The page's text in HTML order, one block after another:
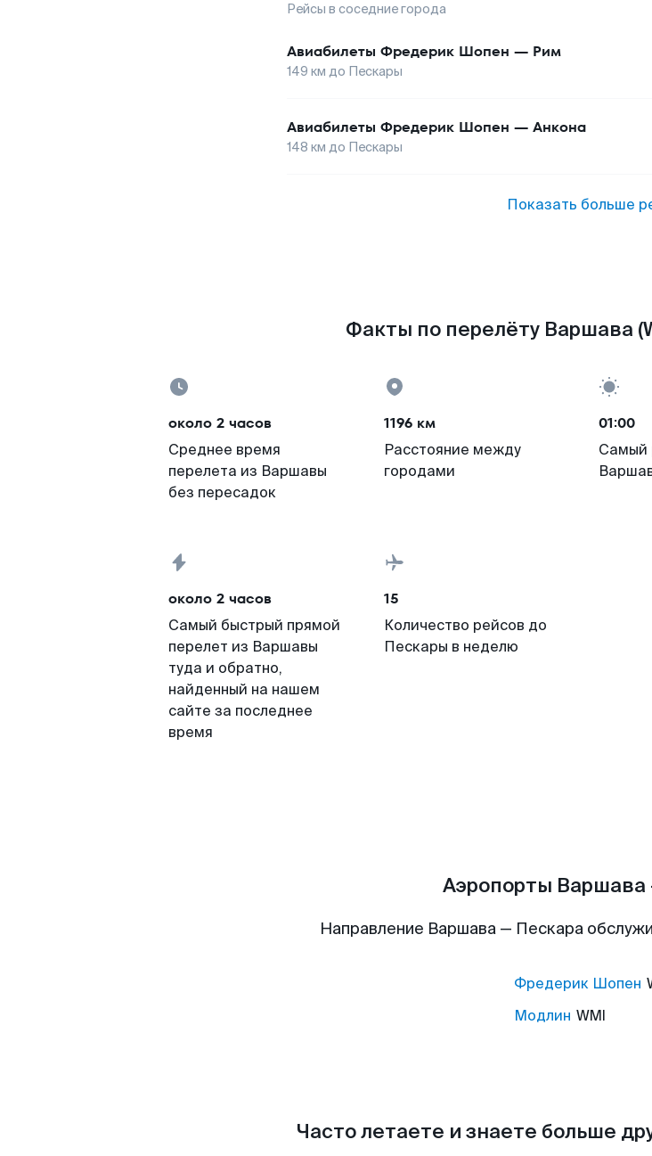
Рейсы в соседние города
Авиабилеты Фредерик Шопен — Рим
149 км до Пескары
Авиабилеты Фредерик Шопен — Анкона
148 км до Пескары
Показать больше
Факты по перелёту Варшава
около 2 часов
Среднее время
перелета из Варшавы
без пересадок
1196 км
Расстояние между
городами
01:00
Самый
около 2 часов
Самый быстрый прямой
перелет из Варшавы
туда и обратно,
найденный на нашем
сайте за последнее
время
15
Количество рейсов до
Пескары в неделю
Аэропорты Варшава
Направление Варшава — Пескара
Фредерик Шопен
Модлин WMI
Часто летаете и знаете больше